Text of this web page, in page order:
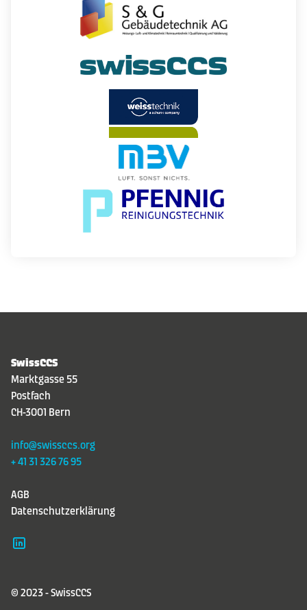
SwissCCS
Marktgasse 55
Postfach
CH-3001 Bern
info@swissccs.org
+ 41 31 326 76 95
AGB
Datenschutzerklärung
© 2023 - SwissCCS